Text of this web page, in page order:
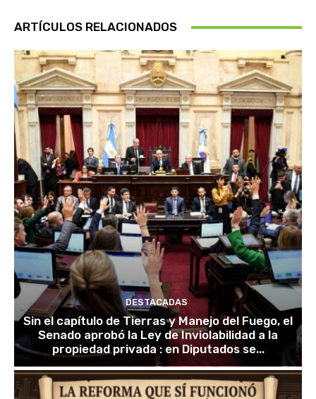
ARTÍCULOS RELACIONADOS
DESTACADAS
Sin el capítulo de Tierras y Manejo del Fuego, el
Senado aprobó la Ley de Inviolabilidad a la
propiedad privada : en Diputados se...